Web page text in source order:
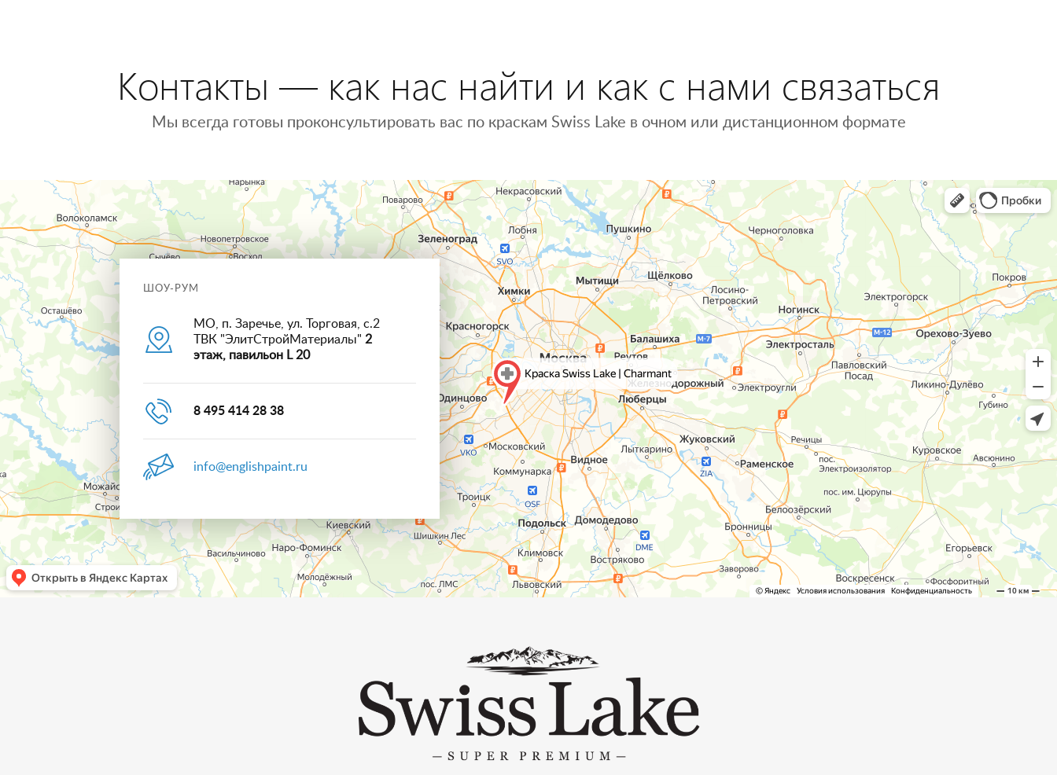
Контакты — как нас найти и как с нами связаться
Мы всегда готовы проконсультировать вас по краскам Swiss Lake в очном или дистанционном формате
ШОУ-РУМ
МО, п. Заречье, ул. Торговая, с.2
ТВК "ЭлитСтройМатериалы" 2
этаж, павильон L 20
8 495 414 28 38
info@englishpaint.ru